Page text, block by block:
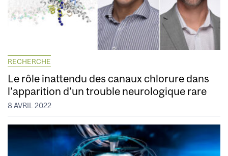
RECHERCHE
Le rôle inattendu des canaux chlorure dans
l’apparition d’un trouble neurologique rare
8 AVRIL 2022